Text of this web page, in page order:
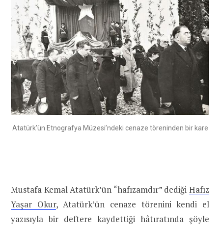
Atatürk’ün Etnografya Müzesi’ndeki cenaze töreninden bir kare
Mustafa Kemal Atatürk’ün “hafızamdır” dediği Hafız
Yaşar Okur, Atatürk’ün cenaze törenini kendi el
yazısıyla bir deftere kaydettiği hâtıratında şöyle